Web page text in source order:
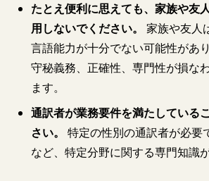
たとえ便利に思えても、家族や友
用しないでください。 家族や友人
言語能力が十分でない可能性があ
守秘義務、正確性、専門性が損な
ます。
通訳者が業務要件を満たしている
さい。 特定の性別の通訳者が必要
など、特定分野に関する専門知識